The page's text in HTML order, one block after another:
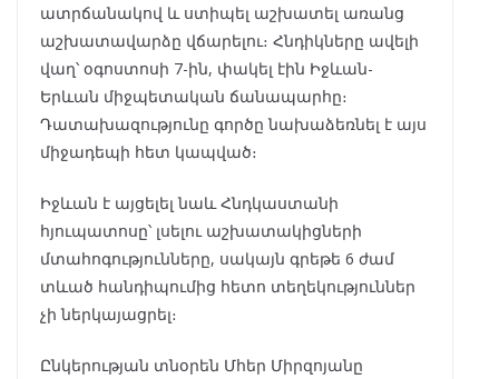
ատրճանակով և ստիպել աշխատել առանց
աշխատավարձը վճարելու։ Հնդիկները ավելի
վաղ՝ օգոստոսի 7-ին, փակել էին Իջևան-
Երևան միջպետական ճանապարհը։
Դատախազությունը գործը նախաձեռնել է այս
միջադեպի հետ կապված։
Իջևան է այցելել նաև Հնդկաստանի
հյուպատոսը՝ լսելու աշխատակիցների
մտահոգությունները, սակայն գրեթե 6 ժամ
տևած հանդիպումից հետո տեղեկություններ
չի ներկայացրել։
Ընկերության տնօրեն Մհեր Միրզոյանը